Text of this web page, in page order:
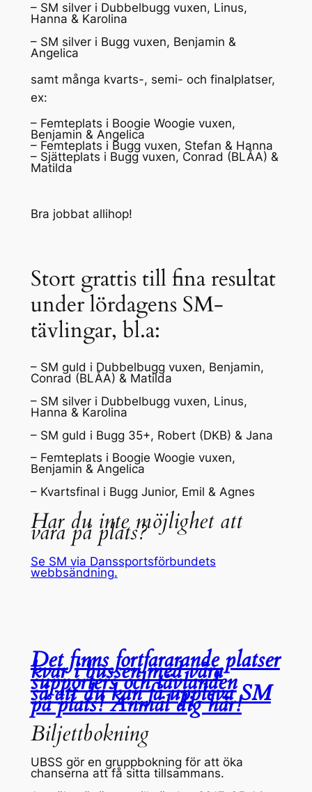
– SM silver i Dubbelbugg vuxen, Linus,
Hanna & Karolina
– SM silver i Bugg vuxen, Benjamin &
Angelica
samt många kvarts-, semi- och finalplatser,
ex:
– Femteplats i Boogie Woogie vuxen,
Benjamin & Angelica
– Femteplats i Bugg vuxen, Stefan & Hanna
– Sjätteplats i Bugg vuxen, Conrad (BLÅA) &
Matilda
Bra jobbat allihop!
Stort grattis till fina resultat
under lördagens SM-
tävlingar, bl.a:
– SM guld i Dubbelbugg vuxen, Benjamin,
Conrad (BLÅA) & Matilda
– SM silver i Dubbelbugg vuxen, Linus,
Hanna & Karolina
– SM guld i Bugg 35+, Robert (DKB) & Jana
– Femteplats i Boogie Woogie vuxen,
Benjamin & Angelica
– Kvartsfinal i Bugg Junior, Emil & Agnes
Har du inte möjlighet att
vara på plats?
Se SM via Danssportsförbundets
webbsändning.
Det finns fortfararande platser
kvar i bussen med våra
supporters och tävlanden
så att du kan få uppleva SM
på plats! Anmäl dig här!
Biljettbokning
UBSS gör en gruppbokning för att öka
chanserna att få sitta tillsammans.